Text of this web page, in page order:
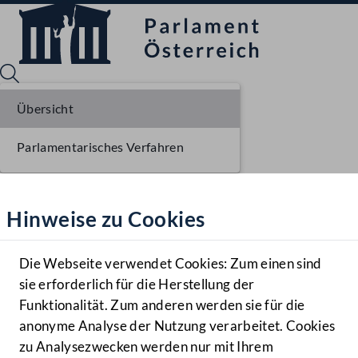
Hilfe
Benutzer
Navigationsmenü öffnen
MENÜ
Hinweise zu Cookies
Die Webseite verwendet Cookies: Zum einen sind
sie erforderlich für die Herstellung der
Funktionalität. Zum anderen werden sie für die
anonyme Analyse der Nutzung verarbeitet. Cookies
zu Analysezwecken werden nur mit Ihrem
Übersicht
Parlamentarisches Verfahren